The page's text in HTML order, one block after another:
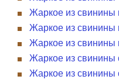
Жаркое из свинины
Жаркое из свинины
Жаркое из свинины
Жаркое из свинины
Жаркое из свинины